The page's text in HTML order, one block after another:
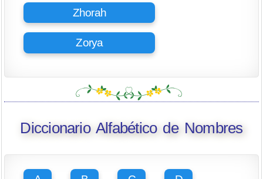
Zhorah
Zorya
Diccionario Alfabético de Nombres